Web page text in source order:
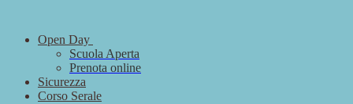
Open Day
Scuola Aperta
Prenota online
Sicurezza
Corso Serale